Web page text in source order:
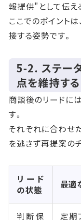
報提供"として伝え
ここでのポイントは
接する姿勢です。
5‑2. ステー
点を維持する
商談後のリードに
す。
それぞれに合わせ
を逃さず再提案の
リード
の状態
最適
判断保
定期